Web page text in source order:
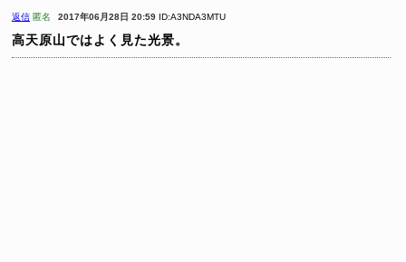
返信 匿名 2017年06月28日 20:59 ID:A3NDA3MTU
高天原山ではよく見た光景。